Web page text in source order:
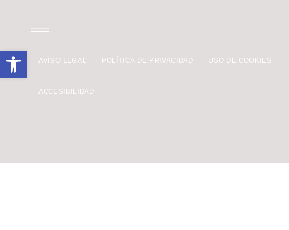
Abrir barra de herramientas AVISO LEGAL POLÍTICA DE PRIVACIDAD USO DE COOKIES
ACCESIBILIDAD